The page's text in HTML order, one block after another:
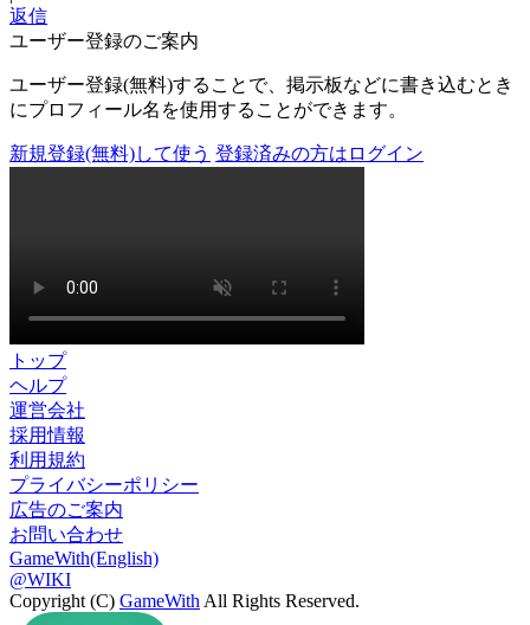
返信
ユーザー登録のご案内
ユーザー登録(無料)することで、掲示板などに書き込むとき
にプロフィール名を使用することができます。
新規登録(無料)して使う 登録済みの方はログイン
トップ
ヘルプ
運営会社
採用情報
利用規約
プライバシーポリシー
広告のご案内
お問い合わせ
GameWith(English)
@WIKI
Copyright (C) GameWith All Rights Reserved.